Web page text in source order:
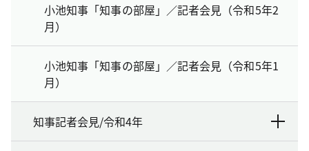
小池知事「知事の部屋」／記者会見（令和5年2
月）
小池知事「知事の部屋」／記者会見（令和5年1
月）
知事記者会見/令和4年